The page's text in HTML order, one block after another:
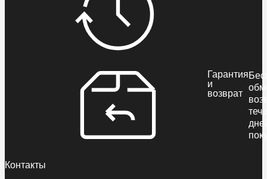
Гарантия
и
возврат
Контакты